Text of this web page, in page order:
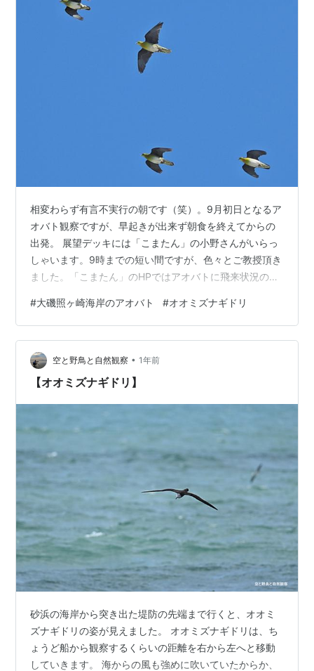
相変わらず有言不実行の朝です（笑）。9月初日となるア
オバト観察ですが、早起きが出来ず朝食を終えてからの
出発。 展望デッキには「こまたん」の小野さんがいらっ
しゃいます。9時までの短い間ですが、色々とご教授頂き
ました。「こまたん」のHPではアオバトに飛来状況の観
の「記事」と言う欄の記載に幼鳥1期、幼鳥2期と分けて
飛来した幼鳥の数が書かれています。この違いは何か？
お伺いすると幼鳥の成鳥の違いで区別されていると教え
て下さいます。更には、持参されているアオバトの写真
で1期と2期の違いを教えて頂きました。より若い個体が1
#大磯照ヶ崎海岸のアオバト #オオミズナギドリ
空と野鳥と自然観察 • 1年前
【オオミズナギドリ】
砂浜の海岸から突き出た堤防の先端まで行くと、オオミ
ズナギドリの姿が見えました。 オオミズナギドリは、ち
ょうど船から観察するくらいの距離を右から左へと移動
していきます。 海からの風も強めに吹いていたからか、